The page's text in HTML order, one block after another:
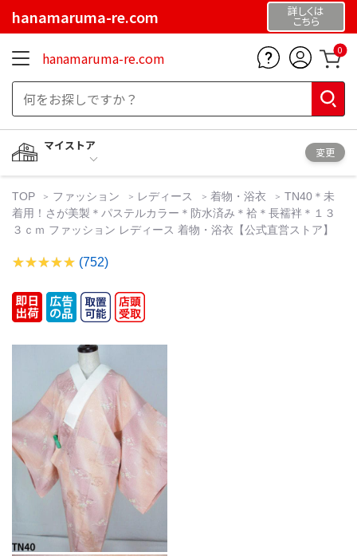
hanamaruma-re.com 詳しくは
こちら
hanamaruma-re.com 0
マイストア
変更
TOP ファッション レディース 着物・浴衣
TN40＊未
着用！さが美製＊パステルカラー＊防水済み＊袷＊長襦袢＊１３
３ｃｍ ファッション レディース 着物・浴衣【公式直営ストア】
(752)